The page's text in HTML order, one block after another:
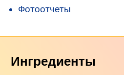
Фотоотчеты
Ингредиенты